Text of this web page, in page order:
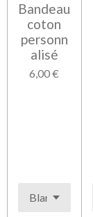
Bandeau
coton
personn
alisé
6,00 €